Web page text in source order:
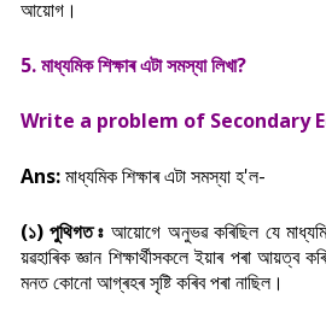
আয়োগ।
5. মাধ্যমিক শিক্ষাৰ এটা সমস্যা লিখা?
Write a problem of Secondary
Ans:মাধ্যমিক শিক্ষাৰ এটা সমস্যা হ'ল-
(১) পুথিগত ঃআয়োগে অনুভৱ কৰিছিল যে
ব্য়ৱহাৰিক জ্ঞান শিক্ষাৰ্থীসকলে ইয়াৰ পৰা আয়ত্ব
মনত কোনো আগ্ৰহৰ সৃষ্টি কৰিব পৰা নাছিল।